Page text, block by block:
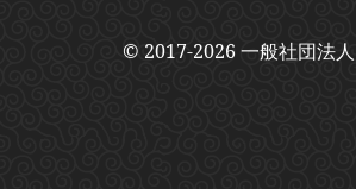
© 2017-2026 一般社団法